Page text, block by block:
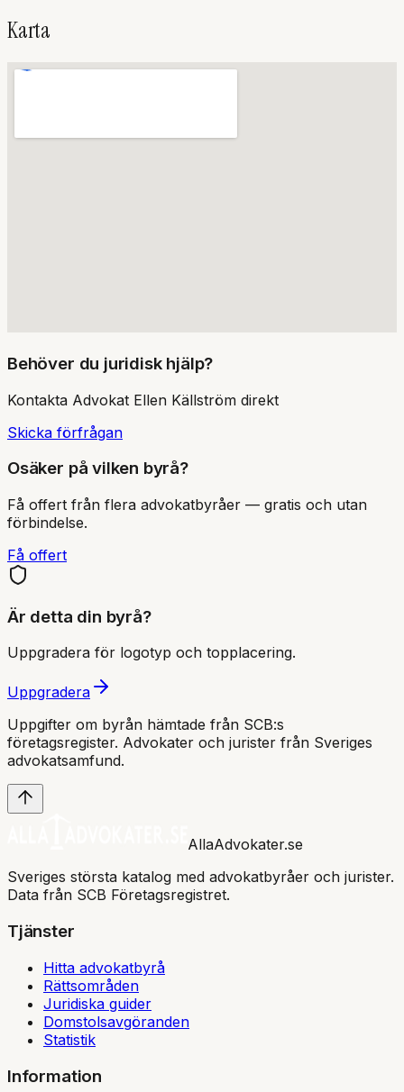
Karta
Behöver du juridisk hjälp?
Kontakta Advokat Ellen Källström direkt
Skicka förfrågan
Osäker på vilken byrå?
Få offert från flera advokatbyråer — gratis och utan
förbindelse.
Få offert
Är detta din byrå?
Uppgradera för logotyp och topplacering.
Uppgradera
Uppgifter om byrån hämtade från SCB:s
företagsregister. Advokater och jurister från Sveriges
advokatsamfund.
AllaAdvokater.se
Sveriges största katalog med advokatbyråer och jurister.
Data från SCB Företagsregistret.
Tjänster
Hitta advokatbyrå
Rättsområden
Juridiska guider
Domstolsavgöranden
Statistik
Information